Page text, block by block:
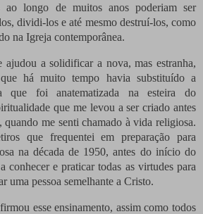
ao longo de muitos anos poderiam ser
dividi-los e até mesmo destruí-los, como
na Igreja contemporânea.
ajudou a solidificar a nova, mas estranha,
há muito tempo havia substituído a
que foi anatematizada na esteira do
que me levou a ser criado antes
me senti chamado à vida religiosa.
que frequentei em preparação para
na década de 1950, antes do início do
conhecer e praticar todas as virtudes para
uma pessoa semelhante a Cristo.
esse ensinamento, assim como todos